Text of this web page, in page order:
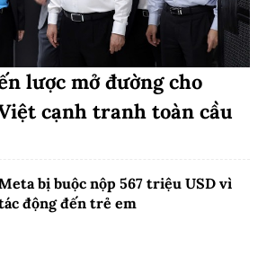
lược mở đường cho
cạnh tranh toàn cầu
bị buộc nộp 567 triệu USD vì
động đến trẻ em